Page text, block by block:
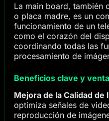
La main board, también
o placa madre, es un
funcionamiento de un
como el corazón del
coordinando todas las
procesamiento de
Beneficios clave y
Mejora de la Calidad de
optimiza señales de
reproducción de